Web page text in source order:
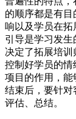
的顺序都是有
响以及学员在
引导是学习发
决定了拓展培训
控制好学员的情
项目的作用，能
结束后，要针
评估、总结。